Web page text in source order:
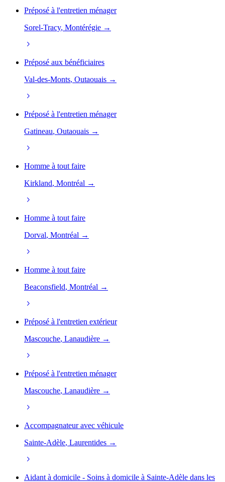
Préposé à l'entretien ménager
Sorel-Tracy, Montérégie →
Préposé aux bénéficiaires
Val-des-Monts, Outaouais →
Préposé à l'entretien ménager
Gatineau, Outaouais →
Homme à tout faire
Kirkland, Montréal →
Homme à tout faire
Dorval, Montréal →
Homme à tout faire
Beaconsfield, Montréal →
Préposé à l'entretien extérieur
Mascouche, Lanaudière →
Préposé à l'entretien ménager
Mascouche, Lanaudière →
Accompagnateur avec véhicule
Sainte-Adèle, Laurentides →
Aidant à domicile - Soins à domicile à Sainte-Adèle dans les